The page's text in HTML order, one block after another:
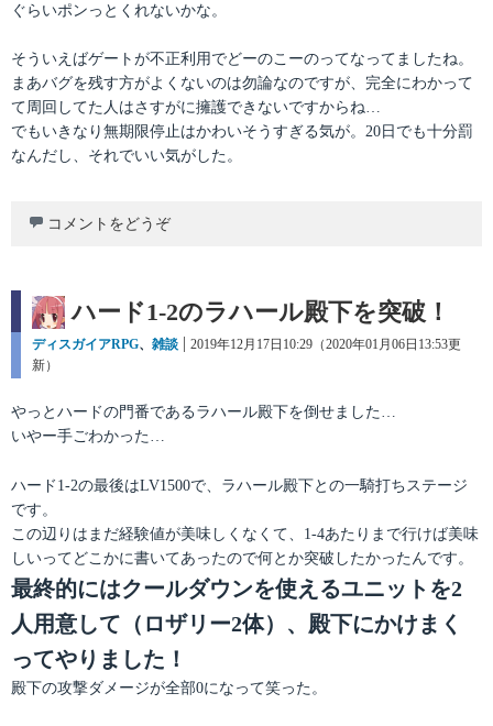
ぐらいポンっとくれないかな。
そういえばゲートが不正利用でどーのこーのってなってましたね。
まあバグを残す方がよくないのは勿論なのですが、完全にわかって
て周回してた人はさすがに擁護できないですからね…
でもいきなり無期限停止はかわいそうすぎる気が。20日でも十分罰
なんだし、それでいい気がした。
コメントをどうぞ
ハード1-2のラハール殿下を突破！
カ
テ
リ
ー
ディスガイアRPG、 雑談
投
2019年12月17日10:29（2020年01月06日13:53更
新）
やっとハードの門番であるラハール殿下を倒せました…
いやー手ごわかった…
ハード1-2の最後はLV1500で、ラハール殿下との一騎打ちステージ
です。
この辺りはまだ経験値が美味しくなくて、1-4あたりまで行けば美味
しいってどこかに書いてあったので何とか突破したかったんです。
最終的にはクールダウンを使えるユニットを2
人用意して（ロザリー2体）、殿下にかけまく
ってやりました！
殿下の攻撃ダメージが全部0になって笑った。